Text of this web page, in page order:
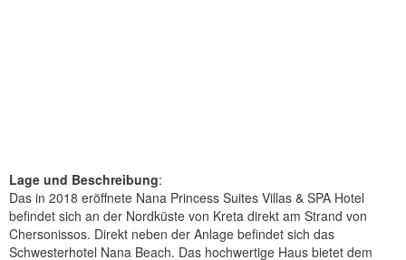
Lage und Beschreibung:
Das in 2018 eröffnete Nana Princess Suites Villas & SPA Hotel
befindet sich an der Nordküste von Kreta direkt am Strand von
Chersonissos. Direkt neben der Anlage befindet sich das
Schwesterhotel Nana Beach. Das hochwertige Haus bietet dem